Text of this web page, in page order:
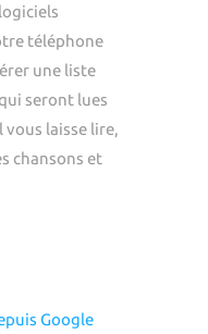
téléphone
une liste
seront lues
laisse lire,
chansons et
Google